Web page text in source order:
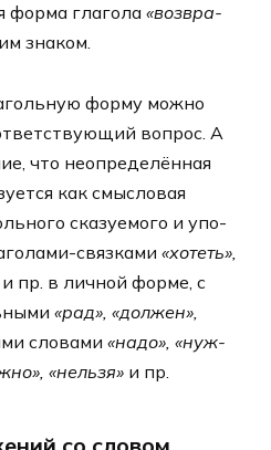
фор­ма гла­го­ла «воз­вра­
зна­ком.
фор­му мож­но
вопрос. А
что неопре­де­лён­ная
как смыс­ло­вая
ска­зу­е­мо­го и упо­
связками «хотеть»,
и пр. в лич­ной фор­ме, с
«рад», «дол­жен»,
сло­ва­ми «надо», «нуж­
«нель­зя» и пр.